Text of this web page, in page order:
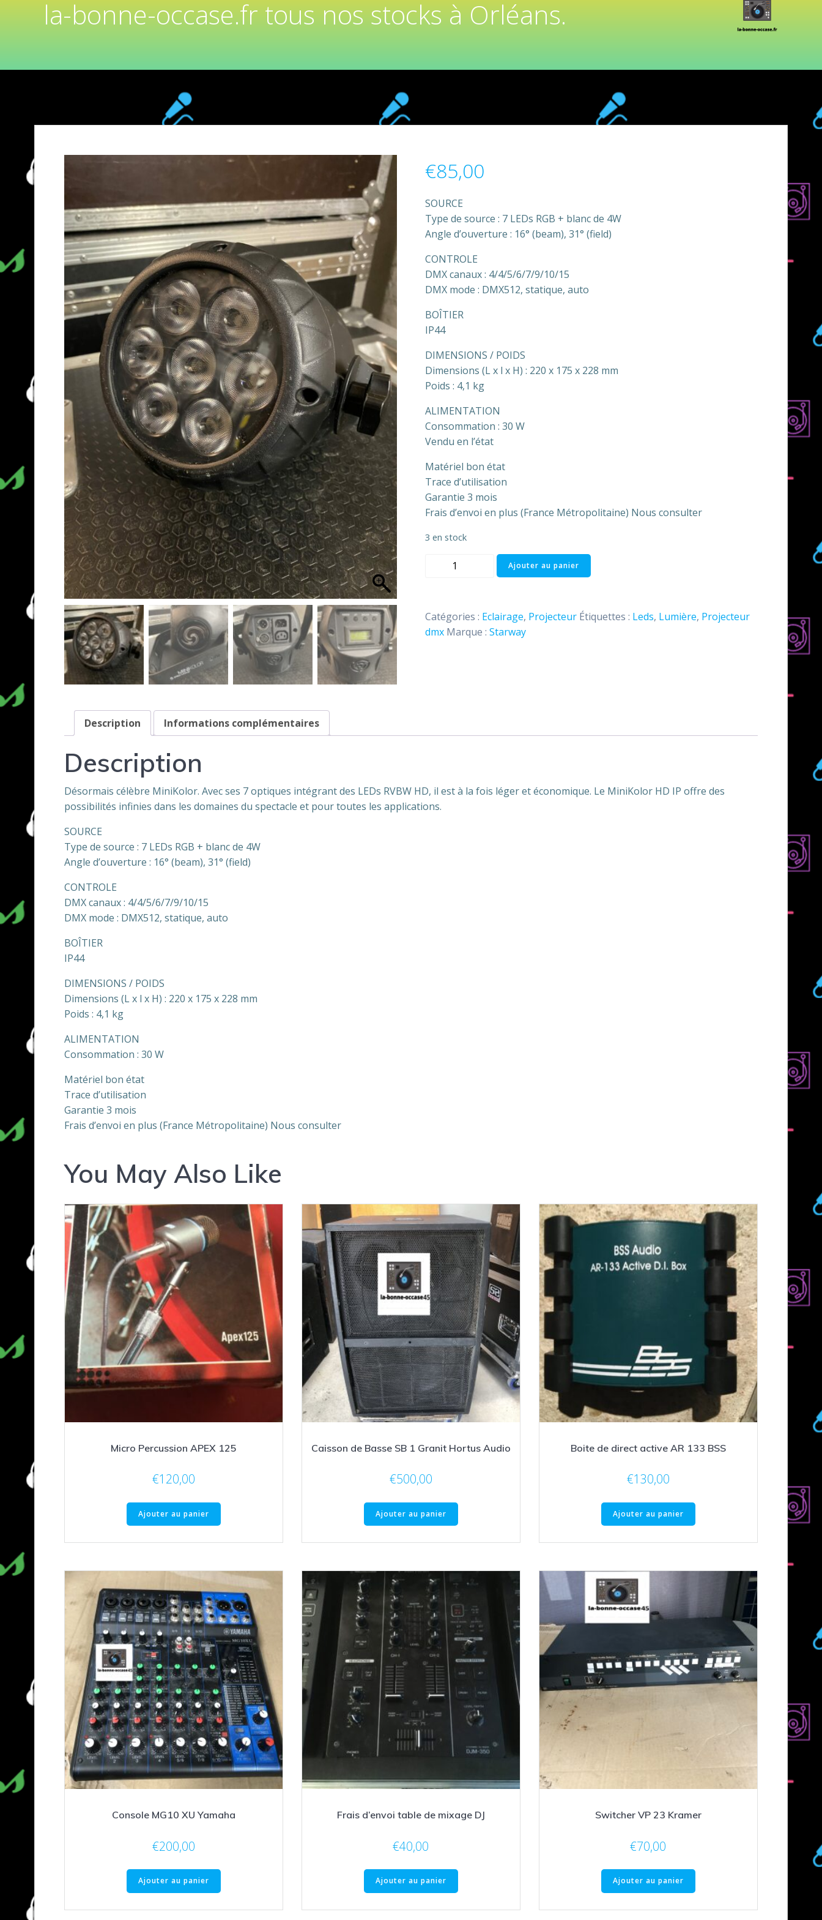
la-bonne-occase.fr tous nos stocks à Orléans.
€85,00
SOURCE
Type de source : 7 LEDs RGB + blanc de 4W
Angle d’ouverture : 16° (beam), 31° (field)
CONTROLE
DMX canaux : 4/4/5/6/7/9/10/15
DMX mode : DMX512, statique, auto
BOÎTIER
IP44
DIMENSIONS / POIDS
Dimensions (L x l x H) : 220 x 175 x 228 mm
Poids : 4,1 kg
ALIMENTATION
Consommation : 30 W
Vendu en l’état
Matériel bon état
Trace d’utilisation
Garantie 3 mois
Frais d’envoi en plus (France Métropolitaine) Nous consulter
3 en stock
quantité
Kolor
Starway
Ajouter au panier
Catégories : Eclairage, Projecteur Étiquettes : Leds, Lumière, Projecteur
dmx Marque : Starway
Description Informations complémentaires
Description
Désormais célèbre MiniKolor. Avec ses 7 optiques intégrant des LEDs RVBW HD, il est à la fois léger et économique. Le MiniKolor HD IP offre des
possibilités infinies dans les domaines du spectacle et pour toutes les applications.
SOURCE
Type de source : 7 LEDs RGB + blanc de 4W
Angle d’ouverture : 16° (beam), 31° (field)
CONTROLE
DMX canaux : 4/4/5/6/7/9/10/15
DMX mode : DMX512, statique, auto
BOÎTIER
IP44
DIMENSIONS / POIDS
Dimensions (L x l x H) : 220 x 175 x 228 mm
Poids : 4,1 kg
ALIMENTATION
Consommation : 30 W
Matériel bon état
Trace d’utilisation
Garantie 3 mois
Frais d’envoi en plus (France Métropolitaine) Nous consulter
You May Also Like
Micro Percussion APEX 125
€120,00
Ajouter au panier
Caisson de Basse SB 1 Granit Hortus Audio
€500,00
Ajouter au panier
Boite de direct active AR 133 BSS
€130,00
Ajouter au panier
Console MG10 XU Yamaha
€200,00
Ajouter au panier
Frais d’envoi table de mixage DJ
€40,00
Ajouter au panier
Switcher VP 23 Kramer
€70,00
Ajouter au panier